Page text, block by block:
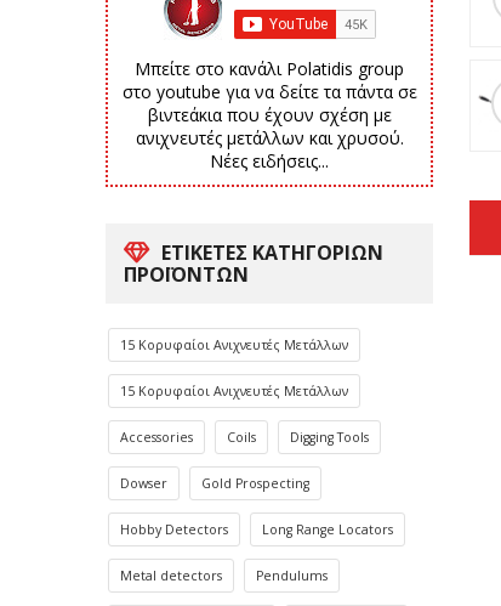
Μπείτε στο κανάλι Polatidis group
στο youtube για να δείτε τα πάντα σε
βιντεάκια που έχουν σχέση με
ανιχνευτές μετάλλων και χρυσού.
Νέες ειδήσεις...
ΕΤΙΚΈΤΕΣ ΚΑΤΗΓΟΡΙΏΝ
ΠΡΟΪΌΝΤΩΝ
15 Κορυφαίοι Ανιχνευτές Μετάλλων
15 Κορυφαίοι Ανιχνευτές Μετάλλων
Accessories Coils Digging Tools
Dowser Gold Prospecting
Hobby Detectors Long Range Locators
Metal detectors Pendulums